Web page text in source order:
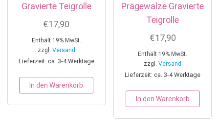
Gravierte Teigrolle
€17,90
Enthält 19% MwSt.
zzgl. Versand
Lieferzeit: ca. 3-4 Werktage
In den Warenkorb
Prägewalze Gravierte
Teigrolle
€17,90
Enthält 19% MwSt.
zzgl.Versand
Lieferzeit: ca. 3-4 Werktage
In den Warenkorb